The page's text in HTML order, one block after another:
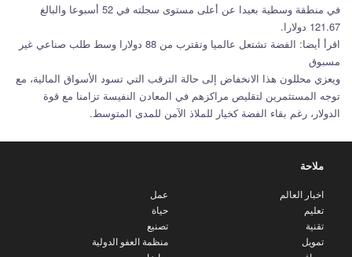
في منطقة وسطية بعيدا عن أعلى مستوى سجلته في 52 أسبوعا والبالغ
121.67 دولارا.
اقرأ أيضا: الفضة تشتعل عالميا وتقترب من 88 دولارا وسط طلب صناعي غير
مسبوق
ويعزي محللون هذا الانخفاض إلى حالة الترقب التي تسود الأسواق المالية، مع
توجه المستثمرين لتقليص مراكزهم في المعادن النفيسة تزامنا مع قوة
الدولار، رغم بقاء الفضة كخيار للملاذ الآمن للمدى المتوسط.
ملاحة
اخبار العالم
عمل
تعليم
حياة
تقنية
تصنيع
تمويل
منظمة العفو الدولية